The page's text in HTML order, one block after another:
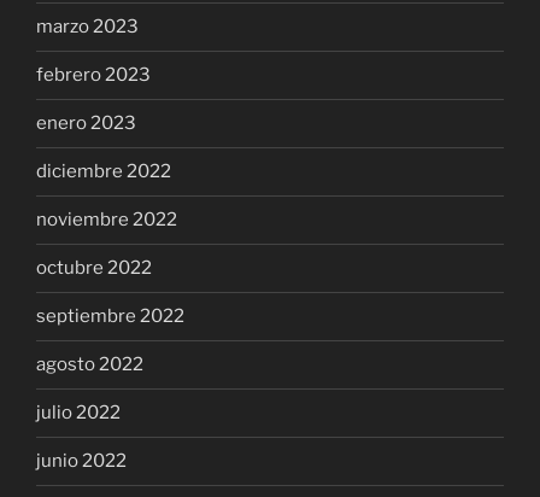
marzo 2023
febrero 2023
enero 2023
diciembre 2022
noviembre 2022
octubre 2022
septiembre 2022
agosto 2022
julio 2022
junio 2022